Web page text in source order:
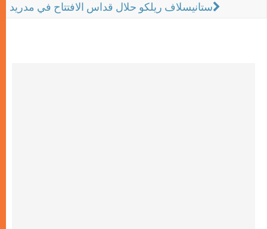
ستانيسلاف ريلكو حلال قداس الافتتاح في مدريد